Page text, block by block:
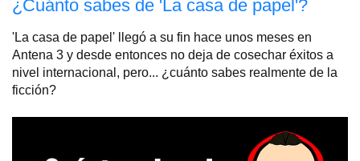
¿Cuánto sabes de 'La casa de papel'?
'La casa de papel' llegó a su fin hace unos meses en
Antena 3 y desde entonces no deja de cosechar éxitos a
nivel internacional, pero... ¿cuánto sabes realmente de la
ficción?